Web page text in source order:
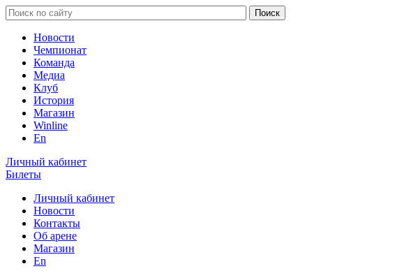
Новости
Чемпионат
Команда
Медиа
Клуб
История
Магазин
Winline
En
Личный кабинет
Билеты
Личный кабинет
Новости
Контакты
Об арене
Магазин
En